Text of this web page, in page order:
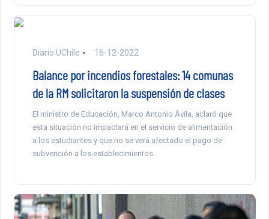
Diario UChile 16-12-2022
Balance por incendios forestales: 14 comunas
de la RM solicitaron la suspensión de clases
El ministro de Educación, Marco Antonio Ávila, aclaró que
esta situación no impactará en el servicio de alimentación
a los estudiantes y que no se verá afectado el pago de
subvención a los establecimientos.